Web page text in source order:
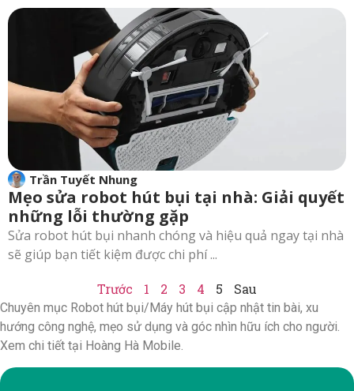
Trần Tuyết Nhung
Mẹo sửa robot hút bụi tại nhà: Giải quyết
những lỗi thường gặp
Sửa robot hút bụi nhanh chóng và hiệu quả ngay tại nhà
sẽ giúp bạn tiết kiệm được chi phí ...
Trước 1 2 3 4 5 Sau
Chuyên mục Robot hút bụi/Máy hút bụi cập nhật tin bài, xu
hướng công nghệ, mẹo sử dụng và góc nhìn hữu ích cho người.
Xem chi tiết tại Hoàng Hà Mobile.